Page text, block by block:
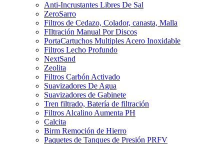
Anti-Incrustantes Libres De Sal
ZeroSarro
Filtros de Cedazo, Colador, canasta, Malla
FIltración Manual Por Discos
PortaCartuchos Multiples Acero Inoxidable
Filtros Lecho Profundo
NextSand
Zeolita
Filtros Carbón Activado
Suavizadores De Agua
Suavizadores de Gabinete
Tren filtrado, Batería de filtración
Filtros Alcalino Aumenta PH
Calcita
Birm Remoción de Hierro
Paquetes de Tanques de Presión PRFV